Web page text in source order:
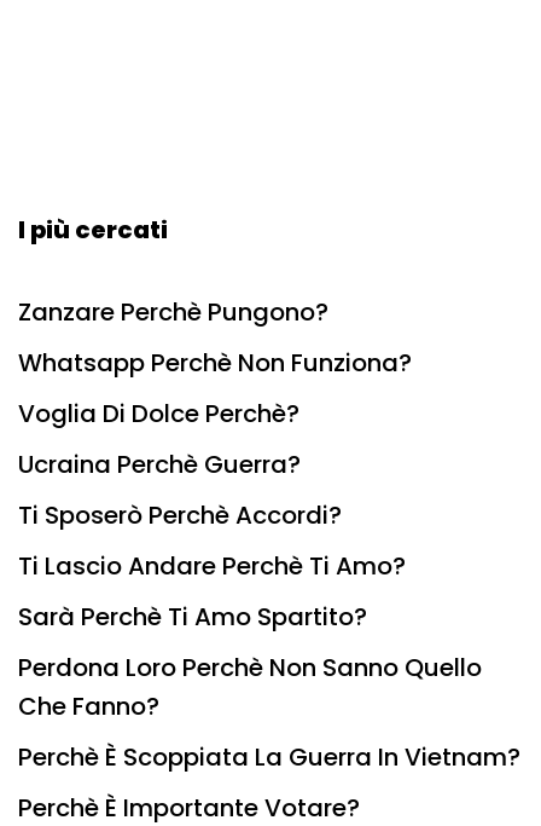
I più cercati
Zanzare Perchè Pungono?
Whatsapp Perchè Non Funziona?
Voglia Di Dolce Perchè?
Ucraina Perchè Guerra?
Ti Sposerò Perchè Accordi?
Ti Lascio Andare Perchè Ti Amo?
Sarà Perchè Ti Amo Spartito?
Perdona Loro Perchè Non Sanno Quello
Che Fanno?
Perchè È Scoppiata La Guerra In Vietnam?
Perchè È Importante Votare?